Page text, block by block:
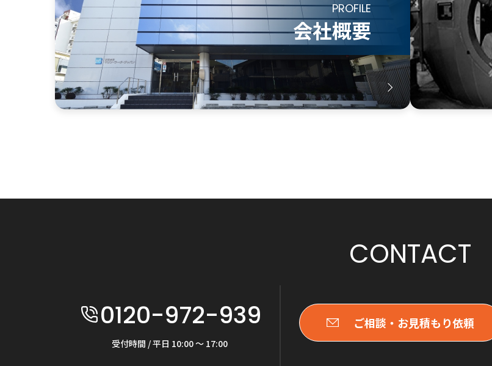
PROFILE
会社概要
CONTACT
0120-972-939
受付時間 / 平日 10:00 〜 17:00
ご相談・お見積もり依頼